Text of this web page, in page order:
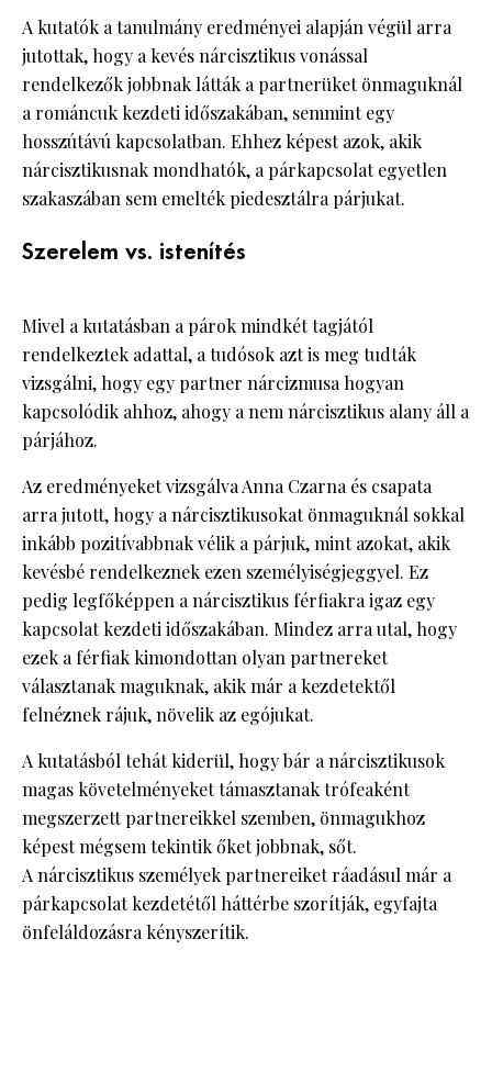
A kutatók a tanulmány eredményei alapján végül arra
jutottak, hogy a kevés nárcisztikus vonással
rendelkezők jobbnak látták a partnerüket önmaguknál
a románcuk kezdeti időszakában, semmint egy
hosszútávú kapcsolatban. Ehhez képest azok, akik
nárcisztikusnak mondhatók, a párkapcsolat egyetlen
szakaszában sem emelték piedesztálra párjukat.
Szerelem vs. istenítés
Mivel a kutatásban a párok mindkét tagjától
rendelkeztek adattal, a tudósok azt is meg tudták
vizsgálni, hogy egy partner nárcizmusa hogyan
kapcsolódik ahhoz, ahogy a nem nárcisztikus alany áll a
párjához.
Az eredményeket vizsgálva Anna Czarna és csapata
arra jutott, hogy a nárcisztikusokat önmaguknál sokkal
inkább pozitívabbnak vélik a párjuk, mint azokat, akik
kevésbé rendelkeznek ezen személyiségjeggyel. Ez
pedig legfőképpen a nárcisztikus férfiakra igaz egy
kapcsolat kezdeti időszakában. Mindez arra utal, hogy
ezek a férfiak kimondottan olyan partnereket
választanak maguknak, akik már a kezdetektől
felnéznek rájuk, növelik az egójukat.
A kutatásból tehát kiderül, hogy bár a nárcisztikusok
magas követelményeket támasztanak trófeaként
megszerzett partnereikkel szemben, önmagukhoz
képest mégsem tekintik őket jobbnak, sőt.
A nárcisztikus személyek partnereiket ráadásul már a
párkapcsolat kezdetétől háttérbe szorítják, egyfajta
önfeláldozásra kényszerítik.